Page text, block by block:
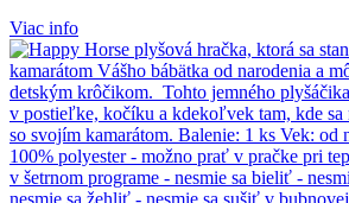
Viac info